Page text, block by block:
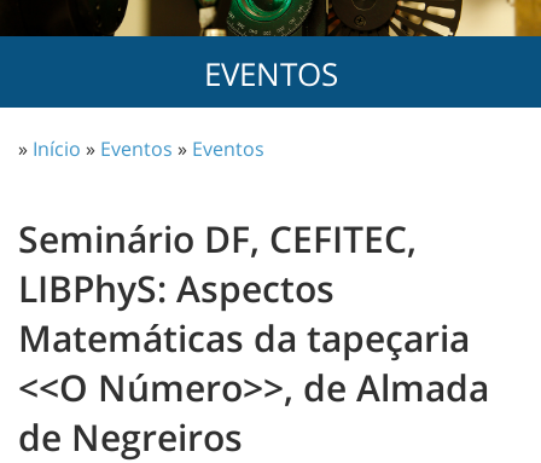
EVENTOS
» Início » Eventos » Eventos
Seminário DF, CEFITEC,
LIBPhyS: Aspectos
Matemáticas da tapeçaria
<<O Número>>, de Almada
de Negreiros